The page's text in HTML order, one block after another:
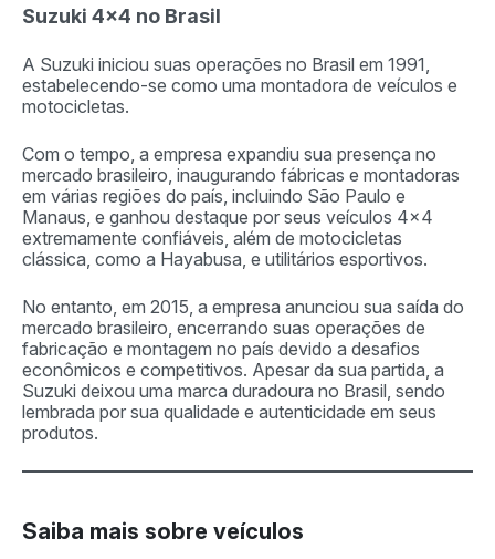
Suzuki 4×4 no Brasil
A Suzuki iniciou suas operações no Brasil em 1991,
estabelecendo-se como uma montadora de veículos e
motocicletas.
Com o tempo, a empresa expandiu sua presença no
mercado brasileiro, inaugurando fábricas e montadoras
em várias regiões do país, incluindo São Paulo e
Manaus, e ganhou destaque por seus veículos 4×4
extremamente confiáveis, além de motocicletas
clássica, como a Hayabusa, e utilitários esportivos.
No entanto, em 2015, a empresa anunciou sua saída do
mercado brasileiro, encerrando suas operações de
fabricação e montagem no país devido a desafios
econômicos e competitivos. Apesar da sua partida, a
Suzuki deixou uma marca duradoura no Brasil, sendo
lembrada por sua qualidade e autenticidade em seus
produtos.
Saiba mais sobre veículos